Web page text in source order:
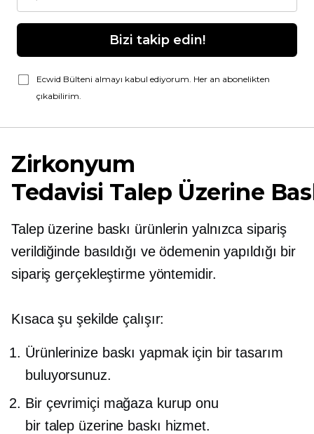
Bizi takip edin!
Ecwid Bülteni almayı kabul ediyorum. Her an abonelikten
çıkabilirim.
Zirkonyum
Tedavisi Talep Üzerine
Talep üzerine baskı ürünlerin yalnızca sipariş
verildiğinde basıldığı ve ödemenin yapıldığı bir
sipariş gerçekleştirme yöntemidir.
Kısaca şu şekilde çalışır:
Ürünlerinize baskı yapmak için bir tasarım
buluyorsunuz.
Bir çevrimiçi mağaza kurup onu
bir talep üzerine baskı hizmet.